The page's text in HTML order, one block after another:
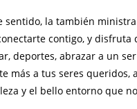
sentido, la también
contigo, y
deportes, abrazar a un
más a tus seres
y el bello entorno que